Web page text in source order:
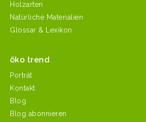
Holzarten
Natürliche Materialien
Glossar & Lexikon
öko trend
Porträt
Kontakt
Blog
Blog abonnieren